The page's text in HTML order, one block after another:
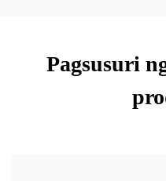
Pagsusuri